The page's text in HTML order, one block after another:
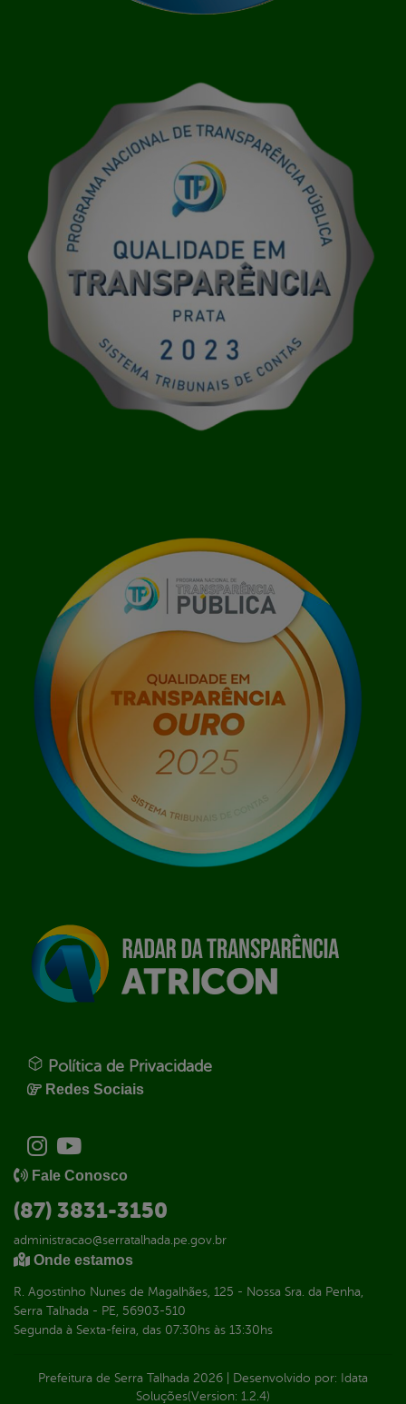
Política de Privacidade
Redes Sociais
Fale Conosco
(87) 3831-3150
administracao@serratalhada.pe.gov.br
Onde estamos
R. Agostinho Nunes de Magalhães, 125 - Nossa Sra. da Penha,
Serra Talhada - PE, 56903-510
Segunda à Sexta-feira, das 07:30hs às 13:30hs
Prefeitura de Serra Talhada 2026 Desenvolvido por: Idata
Soluções(Version: 1.2.4)